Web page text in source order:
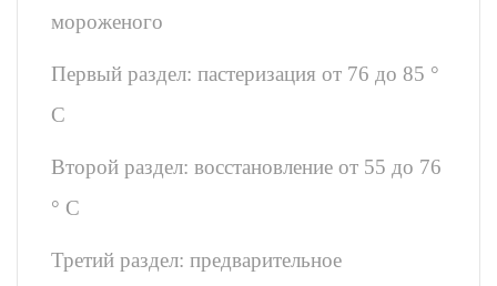
мороженого
Первый раздел: пастеризация от 76 до 85 °
C
Второй раздел: восстановление от 55 до 76
° C
Третий раздел: предварительное